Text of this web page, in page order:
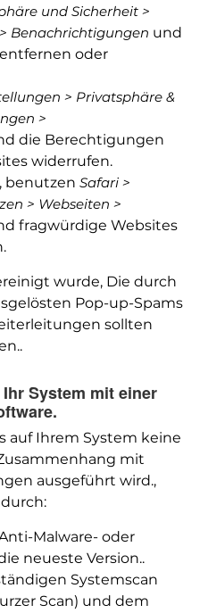
und Sicherheit >
Benachrichtigungen und
oder
> Privatsphäre &
>
die Berechtigungen
widerrufen.
benutzen Safari >
> Webseiten >
fragwürdige Websites
wurde, Die durch
Pop-up-Spams
sollten
System mit einer
auf Ihrem System keine
mit
ausgeführt wird.,
Malware- oder
neueste Version..
Systemscan
Scan) und dem